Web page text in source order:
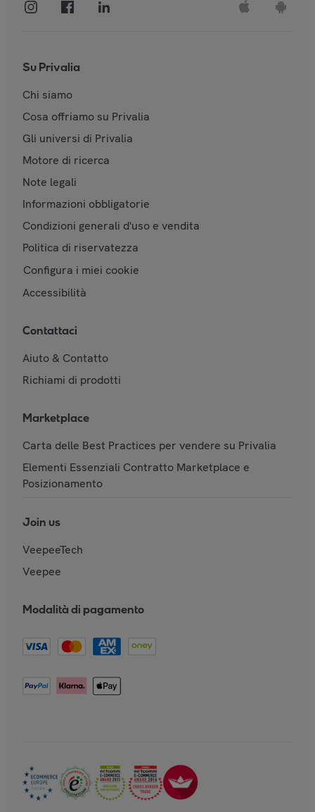
Su Privalia
Chi siamo
Cosa offriamo su Privalia
Gli universi di Privalia
Motore di ricerca
Note legali
Informazioni obbligatorie
Condizioni generali d'uso e vendita
Politica di riservatezza
Configura i miei cookie
Accessibilità
Contattaci
Aiuto & Contatto
Richiami di prodotti
Marketplace
Carta delle Best Practices per vendere su Privalia
Elementi Essenziali Contratto Marketplace e
Posizionamento
Join us
VeepeeTech
Veepee
Modalità di pagamento